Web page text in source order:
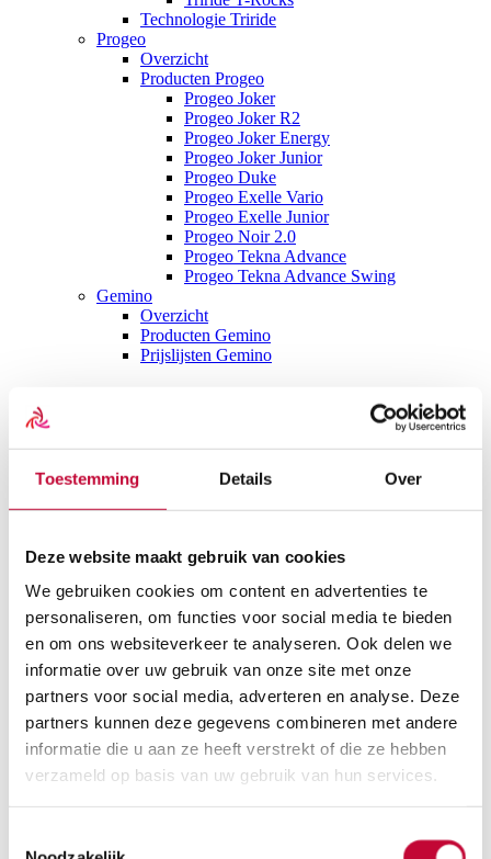
Toestemming Details Over
Deze website maakt gebruik van cookies
We gebruiken cookies om content en advertenties te
personaliseren, om functies voor social media te bieden
en om ons websiteverkeer te analyseren. Ook delen we
informatie over uw gebruik van onze site met onze
partners voor social media, adverteren en analyse. Deze
partners kunnen deze gegevens combineren met andere
informatie die u aan ze heeft verstrekt of die ze hebben
verzameld op basis van uw gebruik van hun services.
Technologie Triride
Progeo
Overzicht
Producten Progeo
Progeo Joker
Progeo Joker R2
Progeo Joker Energy
Progeo Joker Junior
Progeo Duke
Progeo Exelle Vario
Progeo Exelle Junior
Progeo Noir 2.0
Progeo Tekna Advance
Progeo Tekna Advance Swing
Gemino
Overzicht
Producten Gemino
Prijslijsten Gemino
Overzicht
Scootmobielen
Alle scootmobielen
Vaste Scootmobielen
Gebruikte scootmobielen
Scootmobiel huren
Scootmobiel accessoires
Alle scootmobiel accessoires
Beschermhoezen
Schootkleden
Scootmobiel tassen
Scootmobiel onderdelen
Alle scootmobiel onderdelen
Accu’s
Acculaders
Buitenbanden
Binnenbanden
Koolborstels